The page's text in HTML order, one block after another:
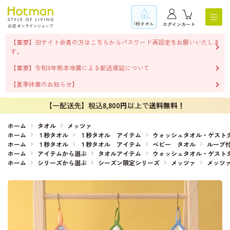
1秒タオル ログインカート
【重要】旧サイト会員の方はこちらからパスワード再設定をお願いいたしま
す。
【重要】令和8年熊本地震による配送遅延について
【夏季休業のお知らせ】
【一配送先】税込8,800円以上で送料無料！
ホーム タオル
メッツァ
ホーム
１秒タオル １秒タオル アイテム
ウォッシュタオル・ゲスト
ホーム
１秒タオル １秒タオル アイテム ベビー タオル
ループ
ホーム
アイテムから選ぶ タオルアイテム
ウォッシュタオル・ゲスト
ホーム
シリーズから選ぶ シーズン限定シリーズ メッツァ メッツ